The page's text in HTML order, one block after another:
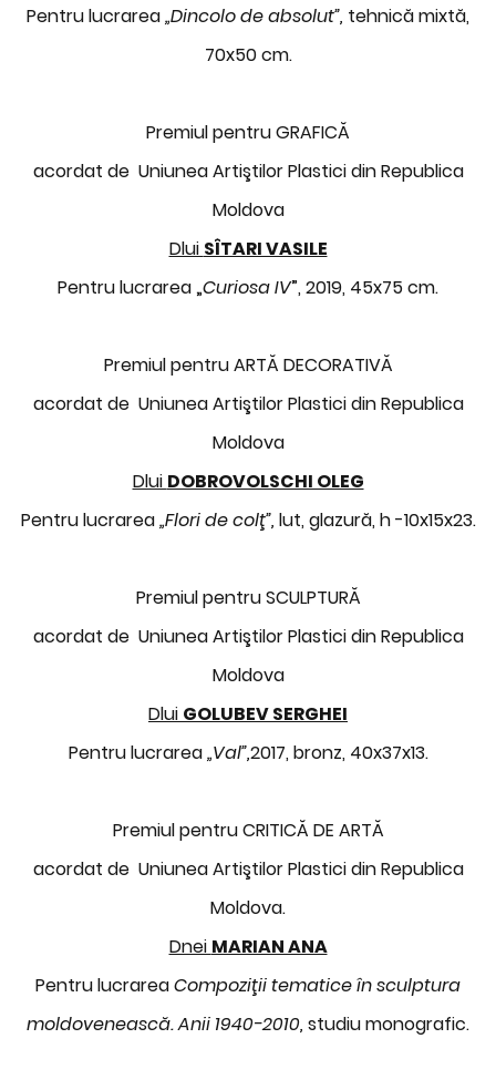
Pentru lucrarea„Dincolo de absolut”, tehnică mixtă,
70x50 cm.
Premiul pentru GRAFICĂ
acordat de Uniunea Artiştilor Plastici din Republica
Moldova
Dlui SÎTARI VASILE
Pentru lucrarea „Curiosa IV”, 2019, 45x75 cm.
Premiul pentru ARTĂ DECORATIVĂ
acordat de Uniunea Artiştilor Plastici din Republica
Moldova
Dlui DOBROVOLSCHI OLEG
Pentru lucrarea„Flori de colţ”, lut, glazură, h -10x15x23.
Premiul pentru SCULPTURĂ
acordat de Uniunea Artiştilor Plastici din Republica
Moldova
Dlui GOLUBEV SERGHEI
Pentru lucrarea„Val”,2017, bronz, 40x37x13.
Premiul pentru CRITICĂ DE ARTĂ
acordat de Uniunea Artiştilor Plastici din Republica
Moldova.
Dnei MARIAN ANA
Pentru lucrareaCompoziţii tematice în sculptura
moldovenească. Anii 1940-2010, studiu monografic.